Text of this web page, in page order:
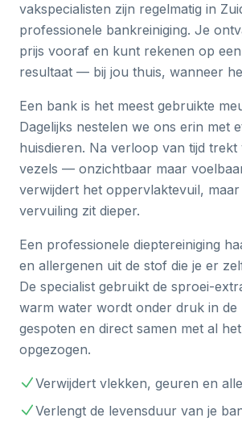
vakspecialisten zijn regelmatig in
professionele bankreiniging. Je
prijs vooraf en kunt rekenen op
resultaat — bij jou thuis, wanneer
Een bank is het meest gebruikte
Dagelijks nestelen we ons erin met
huisdieren. Na verloop van tijd trekt
vezels — onzichtbaar maar
verwijdert het oppervlaktevuil, maar
vervuiling zit dieper.
Een professionele dieptereiniging
en allergenen uit de stof die je er
De specialist gebruikt de sproei-
warm water wordt onder druk in de
gespoten en direct samen met al
opgezogen.
Verwijdert vlekken, geuren en
Verlengt de levensduur van je